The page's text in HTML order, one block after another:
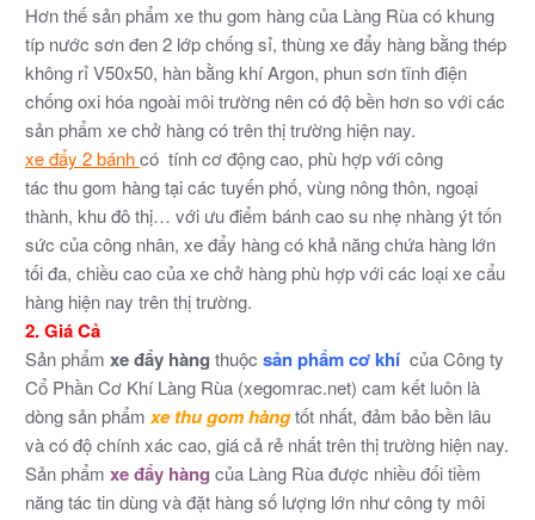
Hơn thế sản phẩm xe thu gom hàng của Làng Rùa có khung
típ nước sơn đen 2 lớp chống sỉ, thùng xe đẩy hàng bằng thép
không rỉ V50x50, hàn bằng khí Argon, phun sơn tĩnh điện
chống oxi hóa ngoài môi trường nên có độ bền hơn so với các
sản phẩm xe chở hàng có trên thị trường hiện nay.
xe đẩy 2 bánhcó tính cơ động cao, phù hợp với công
tác thu gom hàng tại các tuyến phố, vùng nông thôn, ngoại
thành, khu đô thị… với ưu điểm bánh cao su nhẹ nhàng ýt tốn
sức của công nhân, xe đẩy hàng có khả năng chứa hàng lớn
tối đa, chiều cao của xe chở hàng phù hợp với các loại xe cẩu
hàng hiện nay trên thị trường.
2. Giá Cả
Sản phẩm xe đẩy hàng thuộc sản phẩm cơ khí của Công ty
Cổ Phần Cơ Khí Làng Rùa (xegomrac.net) cam kết luôn là
dòng sản phẩm xe thu gom hàngtốt nhất, đảm bảo bền lâu
và có độ chính xác cao, giá cả rẻ nhất trên thị trường hiện nay.
Sản phẩm xe đẩy hàng của Làng Rùa được nhiều đối tiềm
năng tác tin dùng và đặt hàng số lượng lớn như công ty môi